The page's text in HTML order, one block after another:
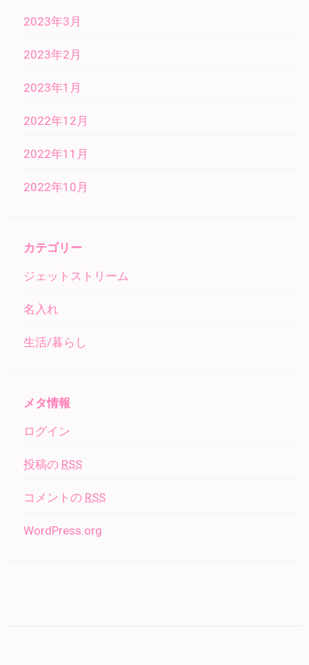
2023年3月
2023年2月
2023年1月
2022年12月
2022年11月
2022年10月
カテゴリー
ジェットストリーム
名入れ
生活/暮らし
メタ情報
ログイン
投稿の RSS
コメントの RSS
WordPress.org